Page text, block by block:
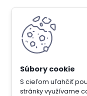
S cieľom uľahčiť
stránky využívame